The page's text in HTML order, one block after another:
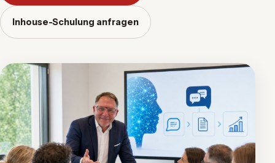
Inhouse-Schulung anfragen